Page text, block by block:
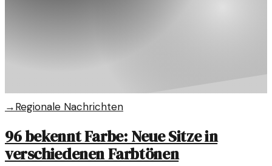
→Regionale Nachrichten
96 bekennt Farbe: Neue Sitze in
verschiedenen Farbtönen